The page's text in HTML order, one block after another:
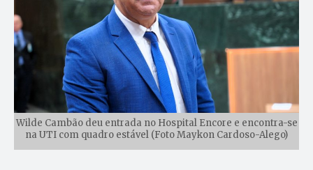
Wilde Cambão deu entrada no Hospital Encore e encontra-se
na UTI com quadro estável (Foto Maykon Cardoso-Alego)